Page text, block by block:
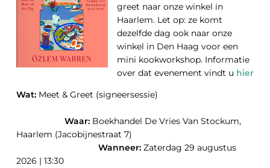
greet naar onze winkel in
Haarlem. Let op: ze komt
dezelfde dag ook naar onze
winkel in Den Haag voor een
mini kookworkshop. Informatie
over dat evenement vindt u hier
Wat:Meet & Greet (signeersessie)
Waar:Boekhandel De Vries Van Stockum,
Haarlem (Jacobijnestraat 7)
Wanneer:Zaterdag 29 augustus
2026 | 13:30